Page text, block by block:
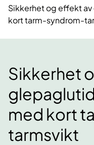
Sikkerhet og effekt
kort tarm-syndrom-
Sikkerhet
med kort
tarmsvikt